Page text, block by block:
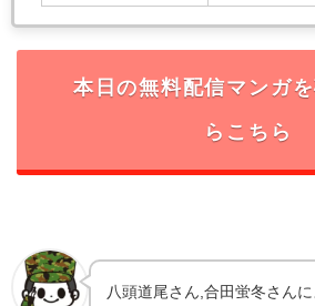
本日の無料配信マンガ
らこちら
八頭道尾さん,合田蛍冬さん